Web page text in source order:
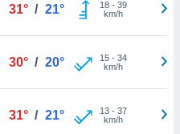
31° / 21° 18- 39
km/h
30° / 20° 15- 34
km/h
31° / 21° 13- 37
km/h